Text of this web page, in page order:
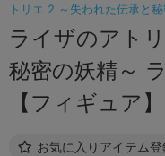
トリエ 2 ～失われた伝承と
ライザのアト
秘密の妖精～
【フィギュア
お気に入りアイテム登